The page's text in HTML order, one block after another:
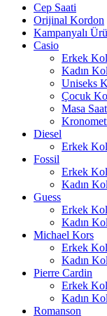
Cep Saati
Orijinal Kordon
Kampanyalı
Casio
Erkek
Kadın
Uniseks
Çocuk
Masa
Diesel
Erkek
Fossil
Erkek
Kadın
Guess
Erkek
Kadın
Michael Kors
Erkek
Kadın
Pierre Cardin
Erkek
Kadın
Romanson